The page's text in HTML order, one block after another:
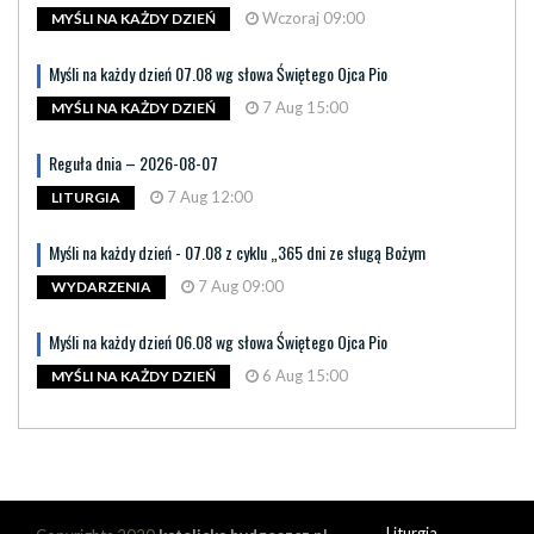
MYŚLI NA KAŻDY DZIEŃ Wczoraj 09:00
Myśli na każdy dzień 07.08 wg słowa Świętego Ojca Pio
MYŚLI NA KAŻDY DZIEŃ 7 Aug 15:00
Reguła dnia – 2026-08-07
LITURGIA 7 Aug 12:00
Myśli na każdy dzień - 07.08 z cyklu „365 dni ze sługą Bożym
WYDARZENIA 7 Aug 09:00
Myśli na każdy dzień 06.08 wg słowa Świętego Ojca Pio
MYŚLI NA KAŻDY DZIEŃ 6 Aug 15:00